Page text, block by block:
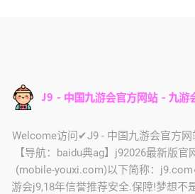
Welcome访问✔J9 - 中国九游会官方网
【导航：baidu典ag】j92026最新版官
(mobile-youxi.com)以下简称：
游会j9,18年信誉推荐安全.保障!梦想不